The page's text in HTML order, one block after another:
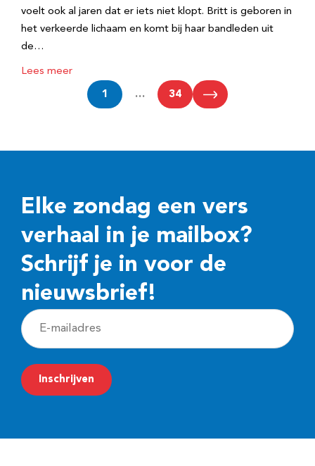
voelt ook al jaren dat er iets niet klopt. Britt is geboren in
het verkeerde lichaam en komt bij haar bandleden uit
de…
Lees meer
1 … 34
Elke zondag een vers
verhaal in je mailbox?
Schrijf je in voor de
nieuwsbrief!
E
-
m
a
Inschrijven